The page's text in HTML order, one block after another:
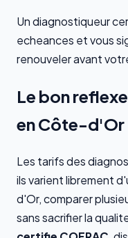
Un diagnostiqueur
echeances et vous
renouveler avant
Le bon
en Côte-d'Or
Les tarifs des
ils varient librement
d'Or, comparer
sans sacrifier la